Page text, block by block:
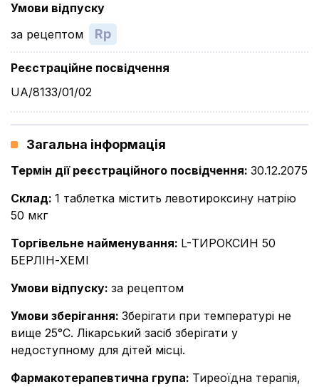
Умови відпуску
за рецептом
Rp
Реєстраційне посвідчення
UA/8133/01/02
Загальна інформація
Термін дії реєстраційного посвідчення: 30.12.2075
Склад: 1 таблетка містить левотироксину натрію
50 мкг
Торгівельне найменування: L-ТИРОКСИН 50
БЕРЛІН-ХЕМІ
Умови відпуску: за рецептом
Умови зберігання: Зберігати при температурі не
вище 25°С. Лікарський засіб зберігати у
недоступному для дітей місці.
Фармакотерапевтична група: Тиреоїдна терапія,